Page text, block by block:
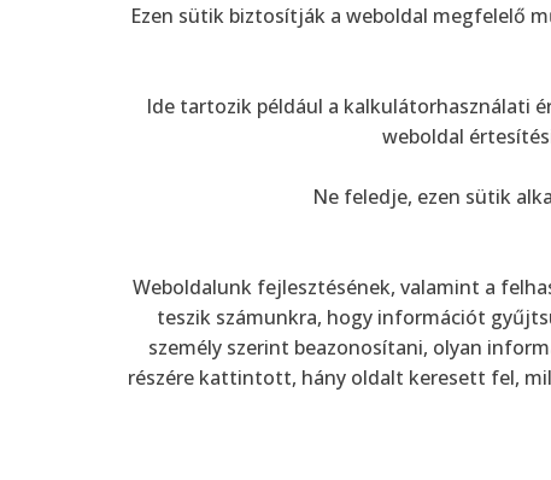
Ezen sütik biztosítják a weboldal megfelelő
Ide tartozik például a kalkulátorhasználati
weboldal
Ne feledje, ezen sütik
Weboldalunk fejlesztésének, valamint a
teszik számunkra, hogy információt
személy szerint beazonosítani, olyan
részére kattintott, hány oldalt keresett fel,